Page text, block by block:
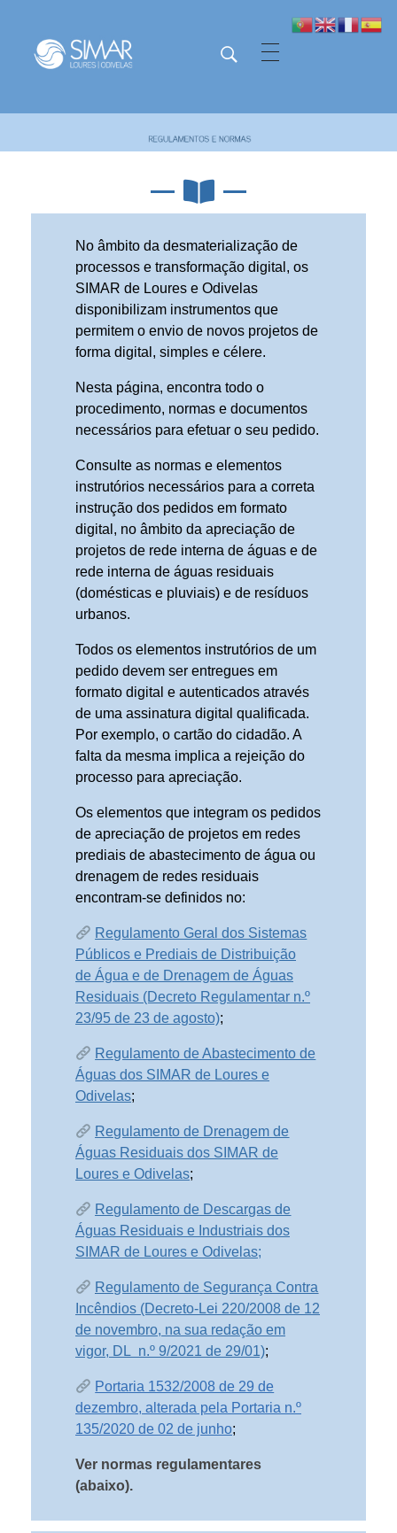
No âmbito da desmaterialização de
processos e transformação digital, os
SIMAR de Loures e Odivelas
disponibilizam instrumentos que
permitem o envio de novos projetos de
forma digital, simples e célere.
Nesta página, encontra todo o
procedimento, normas e documentos
necessários para efetuar o seu pedido.
Consulte as normas e elementos
instrutórios necessários para a correta
instrução dos pedidos em formato
digital, no âmbito da apreciação de
projetos de rede interna de águas e de
rede interna de águas residuais
(domésticas e pluviais) e de resíduos
urbanos.
Todos os elementos instrutórios de um
pedido devem ser entregues em
formato digital e autenticados através
de uma assinatura digital qualificada.
Por exemplo, o cartão do cidadão. A
falta da mesma implica a rejeição do
processo para apreciação.
Os elementos que integram os pedidos
de apreciação de projetos em redes
prediais de abastecimento de água ou
drenagem de redes residuais
encontram-se definidos no:
Regulamento Geral dos Sistemas
Públicos e Prediais de Distribuição
de Água e de Drenagem de Águas
Residuais (Decreto Regulamentar n.º
23/95 de 23 de agosto);
Regulamento de Abastecimento de
Águas dos SIMAR de Loures e
Odivelas;
Regulamento de Drenagem de
Águas Residuais dos SIMAR de
Loures e Odivelas;
Regulamento de Descargas de
Águas Residuais e Industriais dos
SIMAR de Loures e Odivelas;
Regulamento de Segurança Contra
Incêndios (Decreto-Lei 220/2008 de 12
de novembro, na sua redação em
vigor, DL n.º 9/2021 de 29/01);
Portaria 1532/2008 de 29 de
dezembro, alterada pela Portaria n.º
135/2020 de 02 de junho;
Ver normas regulamentares
(abaixo).